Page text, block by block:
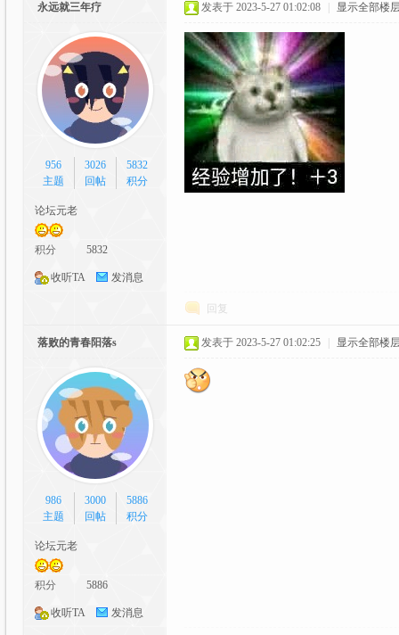
动
交
永远就三年疗
956
主题
3026
回帖
5832
积分
论坛元老
积分 5832
收听TA 发消息
发表于 2023-5-27 01:02:08 显示全部楼
回复
落败的青春阳落s
986
主题
3000
回帖
5886
积分
论坛元老
积分 5886
收听TA 发消息
发表于 2023-5-27 01:02:25 显示全部楼